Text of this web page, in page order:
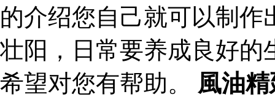
的介绍您自己就可以制
壮阳，日常要养成良好的
希望对您有帮助。 風油